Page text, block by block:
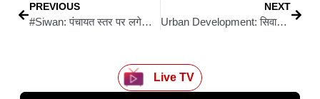
PREVIOUS
#Siwan: पंचायत स्तर पर लगेगा ‘सहयोग शिविर’, अब गांव में ही सुनी जाएगी जनता की फरियाद
NEXT
Urban Development: सिवान नगर परिषद में 54.55 लाख की वसूली, सरकारी खाते में जमा हुए सिर्फ 12.40 लाख
Live TV